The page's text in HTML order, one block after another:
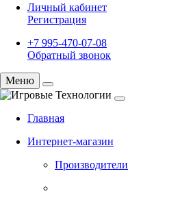
Личный кабинет
Регистрация
+7 995-470-07-08
Обратный звонок
Меню
Главная
Интернет-магазин
Производители